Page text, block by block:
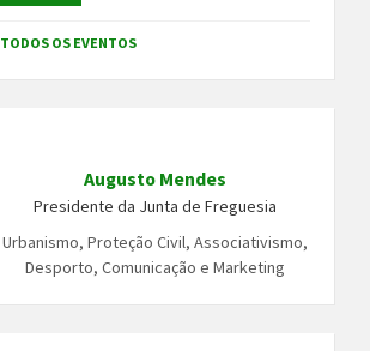
TODOS OS EVENTOS
Augusto Mendes
Presidente da Junta de Freguesia
Urbanismo, Proteção Civil, Associativismo,
Desporto, Comunicação e Marketing